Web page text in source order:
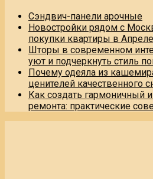
Сэндвич-панели арочные
Новостройки рядом с
покупки квартиры в
Шторы в современном
уют и подчеркнуть стиль
Почему одеяла из
ценителей качественного
Как создать гармоничный
ремонта: практические